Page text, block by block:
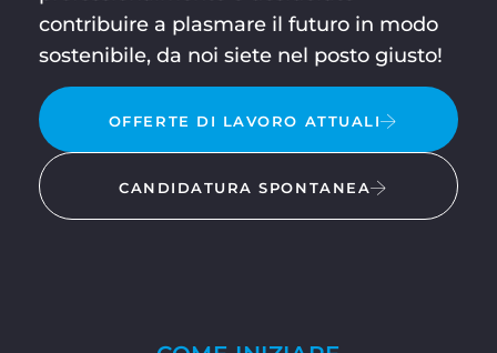
contribuire a plasmare il futuro in modo
sostenibile, da noi siete nel posto giusto!
OFFERTE DI LAVORO ATTUALI
CANDIDATURA SPONTANEA